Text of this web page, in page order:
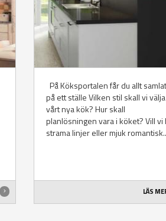
På Köksportalen får du allt
på ett ställe Vilken stil skall vi
vårt nya kök? Hur skall
planlösningen vara i köket? Vill vi
strama linjer eller mjuk
LÄS